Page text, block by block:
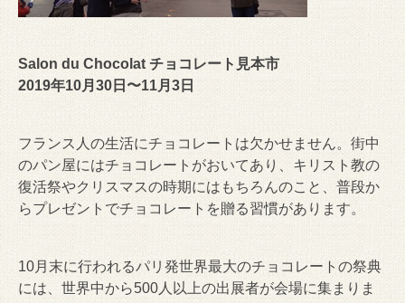
Salon du Chocolat チョコレート見本市
2019年10月30日〜11月3日
フランス人の生活にチョコレートは欠かせません。街中
のパン屋にはチョコレートがおいてあり、キリスト教の
復活祭やクリスマスの時期にはもちろんのこと、普段か
らプレゼントでチョコレートを贈る習慣があります。
10月末に行われるパリ発世界最大のチョコレートの祭典
には、世界中から500人以上の出展者が会場に集まりま